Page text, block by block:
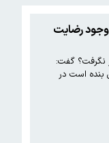
وجود رضایت
نگرفت؟ گفت:
بنده است در